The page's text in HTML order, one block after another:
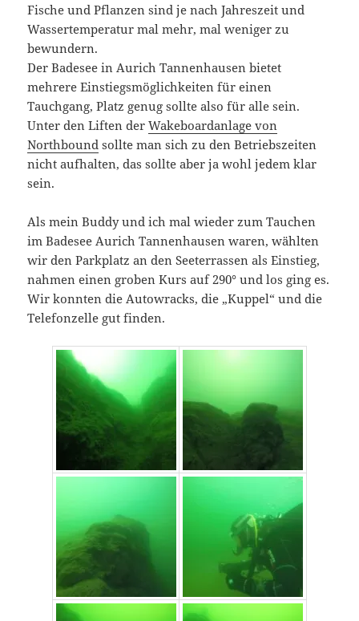
Fische und Pflanzen sind je nach Jahreszeit und
Wassertemperatur mal mehr, mal weniger zu
bewundern.
Der Badesee in Aurich Tannenhausen bietet
mehrere Einstiegsmöglichkeiten für einen
Tauchgang, Platz genug sollte also für alle sein.
Unter den Liften derWakeboardanlage von
Northbound sollte man sich zu den Betriebszeiten
nicht aufhalten, das sollte aber ja wohl jedem klar
sein.
Als mein Buddy und ich mal wieder zum Tauchen
im Badesee Aurich Tannenhausen waren, wählten
wir den Parkplatz an den Seeterrassen als Einstieg,
nahmen einen groben Kurs auf 290° und los ging es.
Wir konnten die Autowracks, die „Kuppel“ und die
Telefonzelle gut finden.